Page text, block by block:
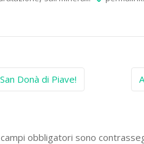
Donà di Piave!
obbligatori sono